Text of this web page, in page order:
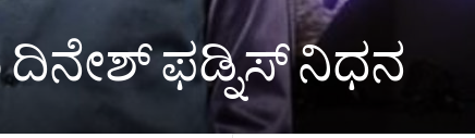
ದಿನೇಶ್ ಫಡ್ನಿಸ್ ನಿಧನ